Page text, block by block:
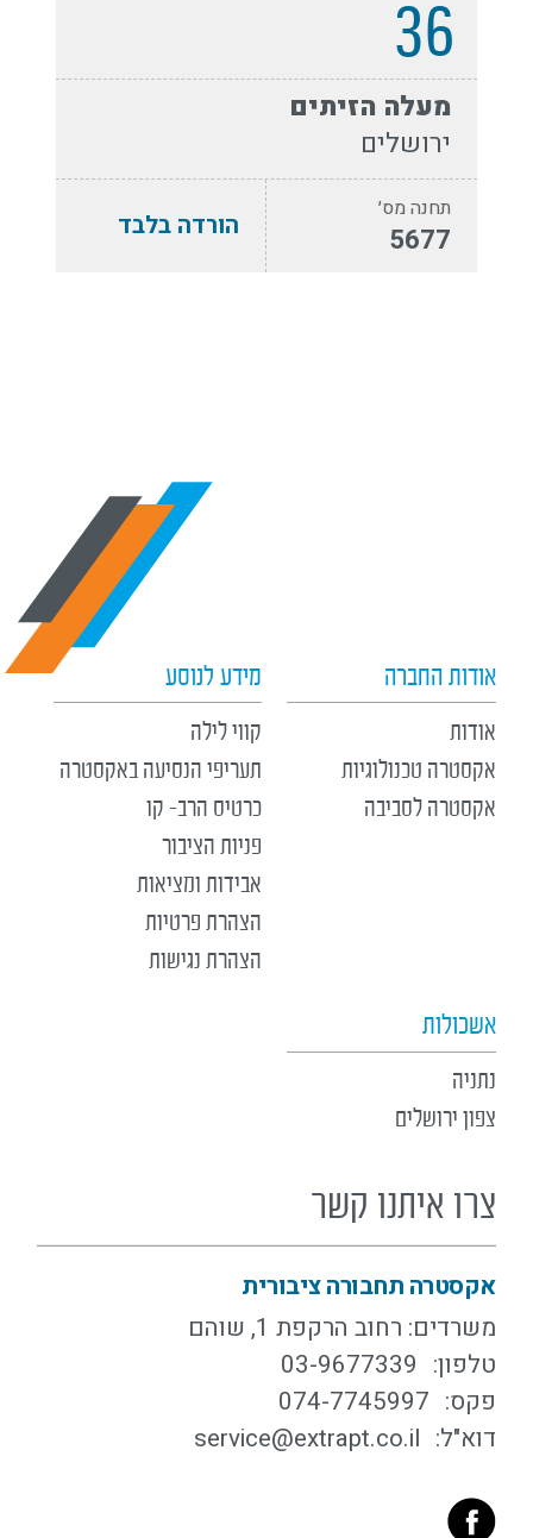
36
מעלה הזיתים
ירושלים
תחנה מס׳
5677 הורדה בלבד
צרו איתנו קשר
אקסטרה תחבורה ציבורית
משרדים: רחוב הרקפת 1, שוהם
טלפון: 03-9677339
פקס: 074-7745997
דוא"ל: service@extrapt.co.il
אודות החברה
אודות
אקסטרה טכנולוגיות
אקסטרה לסביבה
מידע לנוסע
קווי לילה
תעריפי הנסיעה באקסטרה
כרטיס הרב- קו
פניות הציבור
אבידות ומציאות
הצהרת פרטיות
הצהרת נגישות
אשכולות
נתניה
צפון ירושלים